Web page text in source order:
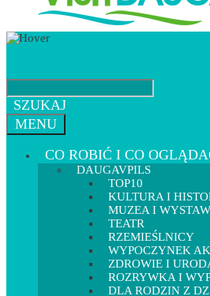
SZUKAJ
MENU
CO ROBIĆ I CO
DAUGAVPILS
TOP10
KULTURA I
MUZEA I
TEATR
RZEMIEŚLNICY
WYPOCZYNEK
ZDROWIE I
ROZRYWKA I
DLA RODZIN Z